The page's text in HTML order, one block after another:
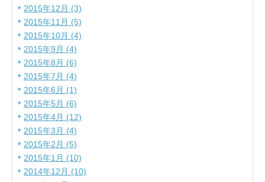
2015年12月 (3)
2015年11月 (5)
2015年10月 (4)
2015年9月 (4)
2015年8月 (6)
2015年7月 (4)
2015年6月 (1)
2015年5月 (6)
2015年4月 (12)
2015年3月 (4)
2015年2月 (5)
2015年1月 (10)
2014年12月 (10)